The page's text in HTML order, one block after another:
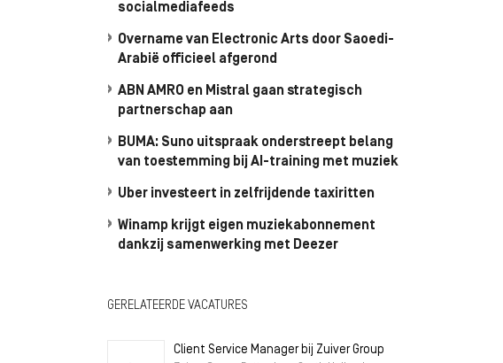
socialmediafeeds
Overname van Electronic Arts door Saoedi-
Arabië officieel afgerond
ABN AMRO en Mistral gaan strategisch
partnerschap aan
BUMA: Suno uitspraak onderstreept belang
van toestemming bij AI-training met muziek
Uber investeert in zelfrijdende taxiritten
Winamp krijgt eigen muziekabonnement
dankzij samenwerking met Deezer
GERELATEERDE VACATURES
Client Service Manager bij Zuiver Group